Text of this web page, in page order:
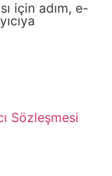
için adım, e-
Sözleşmesi